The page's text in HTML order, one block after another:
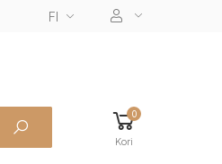
FI
0
Kori